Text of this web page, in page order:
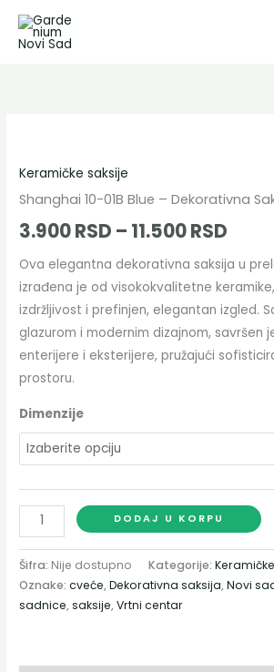
Пређи
Keramičke saksije
Shanghai 10-01B Blue – Dekorativna
3.900RSD – 11.500RSD
од
до
Ova elegantna dekorativna saksija u
izrađena je od visokokvalitetne
izdržljivost i prefinjen, elegantan izgled.
glazurom i modernim dizajnom, savršen
enterijere i eksterijere, pružajući
prostoru.
Dimenzije
01B
Blue
–
Saksija
količina
DODAJ U KORPU
Šifra: Nije dostupno Kategorije:
Oznake:cveće,Dekorativna saksija,Novi
sadnice,saksije,Vrtni centar